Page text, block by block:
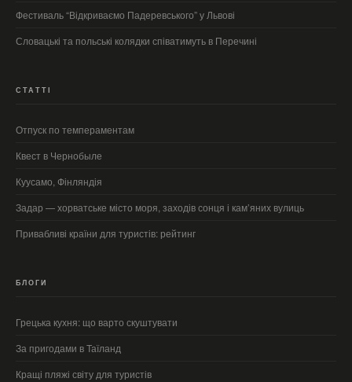
Фестиваль “Відкриваємо Падеревського” у Львові
Словацькі та польські колядки співатимуть в Перечині
СТАТТІ
Отпуск по темпераментам
Квест в Чернобыле
Куусамо, Фінляндія
Задар — хорватське місто моря, заходів сонця і кам’яних вулиць
Привабливі країни для туристів: рейтинг
БЛОГИ
Грецька кухня: що варто скуштувати
За пригодами в Таїланд
Кращі пляжі світу для туристів